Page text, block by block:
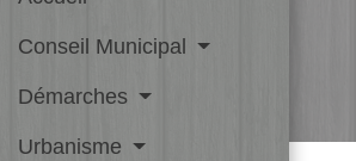
Conseil Municipal
Démarches
Urbanisme